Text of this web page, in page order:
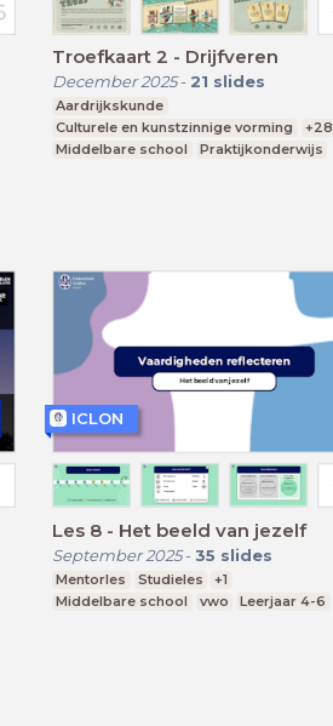
Troefkaart 2 - Drijfveren
December 2025- 21 slides
Aardrijkskunde
Culturele en kunstzinnige vorming
+28
Middelbare school
Praktijkonderwijs
Les 8 - Het beeld van jezelf
September 2025- 35 slides
Mentorles Studieles
+1
Middelbare school
vwo Leerjaar 4-6
ICLON